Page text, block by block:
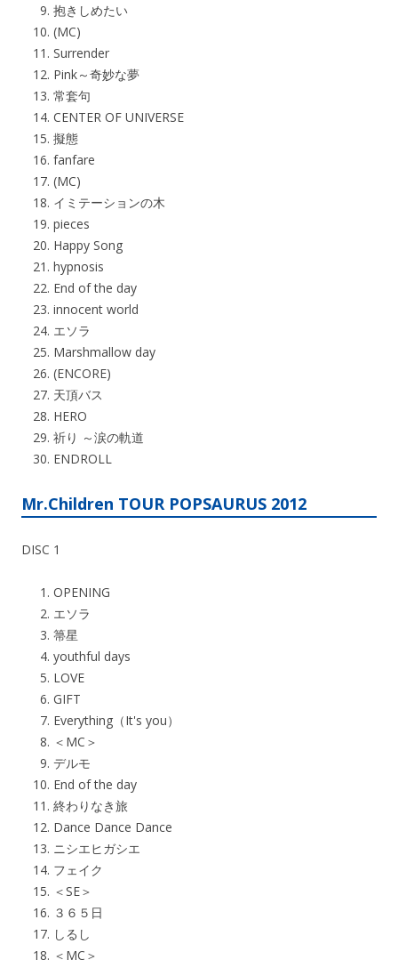
抱きしめたい
(MC)
Surrender
Pink～奇妙な夢
常套句
CENTER OF UNIVERSE
擬態
fanfare
(MC)
イミテーションの木
pieces
Happy Song
hypnosis
End of the day
innocent world
エソラ
Marshmallow day
(ENCORE)
天頂バス
HERO
祈り ～涙の軌道
ENDROLL
Mr.Children TOUR POPSAURUS 2012
DISC 1
OPENING
エソラ
箒星
youthful days
LOVE
GIFT
Everything（It's you）
＜MC＞
デルモ
End of the day
終わりなき旅
Dance Dance Dance
ニシエヒガシエ
フェイク
＜SE＞
３６５日
しるし
＜MC＞